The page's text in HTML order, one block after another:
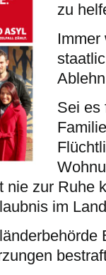
zu
Immer
Sei es
nie zur Ruhe
im